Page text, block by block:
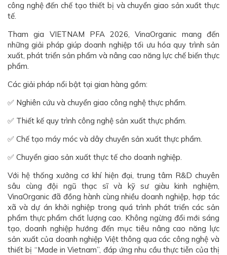
công nghệ đến chế tạo thiết bị và chuyển giao sản xuất thực
tế.
Tham gia VIETNAM PFA 2026, VinaOrganic mang đến
những giải pháp giúp doanh nghiệp tối ưu hóa quy trình sản
xuất, phát triển sản phẩm và nâng cao năng lực chế biến thực
phẩm.
Các giải pháp nổi bật tại gian hàng gồm:
✅ Nghiên cứu và chuyển giao công nghệ thực phẩm.
✅ Thiết kế quy trình công nghệ sản xuất thực phẩm.
✅ Chế tạo máy móc và dây chuyền sản xuất thực phẩm.
✅ Chuyển giao sản xuất thực tế cho doanh nghiệp.
Với hệ thống xưởng cơ khí hiện đại, trung tâm R&D chuyên
sâu cùng đội ngũ thạc sĩ và kỹ sư giàu kinh nghiệm,
VinaOrganic đã đồng hành cùng nhiều doanh nghiệp, hợp tác
xã và dự án khởi nghiệp trong quá trình phát triển các sản
phẩm thực phẩm chất lượng cao. Không ngừng đổi mới sáng
tạo, doanh nghiệp hướng đến mục tiêu nâng cao năng lực
sản xuất của doanh nghiệp Việt thông qua các công nghệ và
thiết bị “Made in Vietnam”, đáp ứng nhu cầu thực tiễn của thị